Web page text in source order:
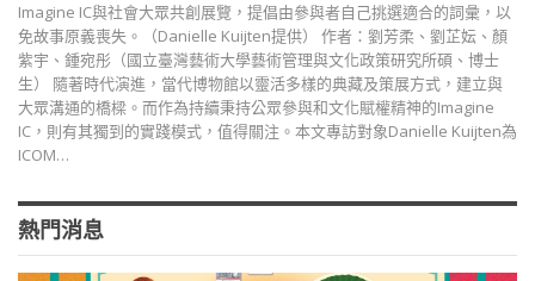
Imagine IC與社會大眾共創展覽，提倡由參與者自己挑選適合的詞彙，以
免故事原義喪失。（Danielle Kuijten提供） 作者：劉芳柔、劉芷妘、顏
紫宇、鍾宛彤（國立臺灣藝術大學藝術管理與文化政策研究所碩、博士
生） 隨著時代演進，當代博物館以靈活多樣的典藏及策展方式，建立與
大眾溝通的橋樑。而作為持續秉持公眾參與和文化賦權精神的Imagine
IC，則有其獨到的實踐模式，值得關注。本文專訪對象Danielle Kuijten為
ICOM…
熱門消息